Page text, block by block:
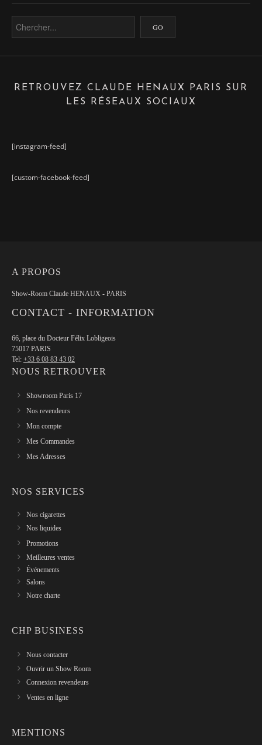
RETROUVEZ CLAUDE HENAUX PARIS SUR
LES RÉSEAUX SOCIAUX
[instagram-feed]
[custom-facebook-feed]
A PROPOS
Show-Room Claude HENAUX - PARIS
CONTACT - INFORMATION
66, place du Docteur Félix Lobligeois
75017 PARIS
Tel: +33 6 08 83 43 02
NOUS RETROUVER
Showroom Paris 17
Nos revendeurs
Mon compte
Mes Commandes
Mes Adresses
NOS SERVICES
Nos cigarettes
Nos liquides
Promotions
Meilleures ventes
Événements
Salons
Notre charte
CHP BUSINESS
Nous contacter
Ouvrir un Show Room
Connexion revendeurs
Ventes en ligne
MENTIONS